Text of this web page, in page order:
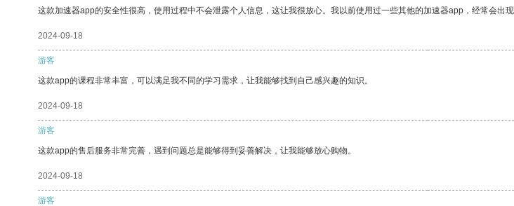
这款加速器app的安全性很高，使用过程中不会泄露个人信息，这让我很放心。我以前使用过一些其他的加速器app，经常会出
2024-09-18
游客
这款app的课程非常丰富，可以满足我不同的学习需求，让我能够找到自己感兴趣的知识。
2024-09-18
游客
这款app的售后服务非常完善，遇到问题总是能够得到妥善解决，让我能够放心购物。
2024-09-18
游客